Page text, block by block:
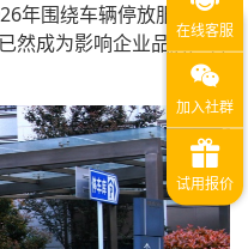
年围绕车辆停放服务产
然成为影响企业品牌声誉